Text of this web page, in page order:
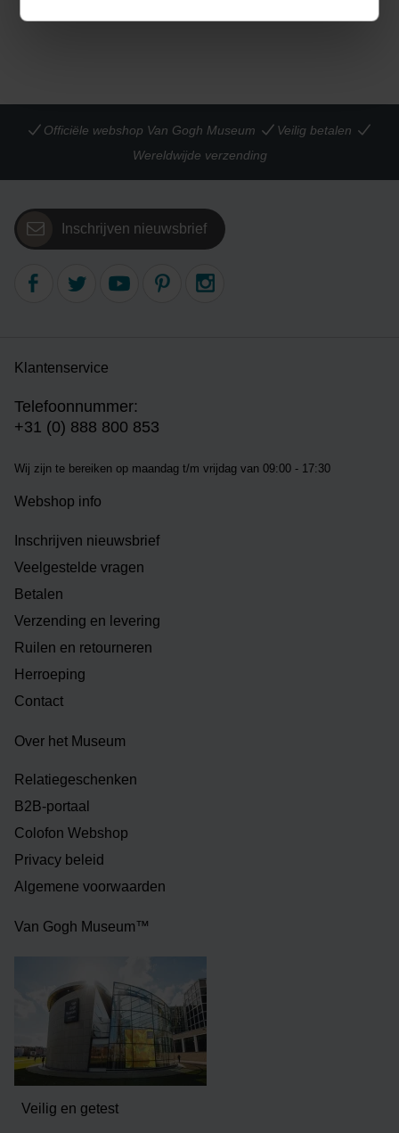
Officiële webshop Van Gogh Museum
Veilig betalen
Wereldwijde verzending
Inschrijven nieuwsbrief
Klantenservice
Telefoonnummer:
+31 (0) 888 800 853
Wij zijn te bereiken op maandag t/m vrijdag van 09:00 - 17:30
Webshop info
Inschrijven nieuwsbrief
Veelgestelde vragen
Betalen
Verzending en levering
Ruilen en retourneren
Herroeping
Contact
Over het Museum
Relatiegeschenken
B2B-portaal
Colofon Webshop
Privacy beleid
Algemene voorwaarden
Van Gogh Museum™
Veilig en getest